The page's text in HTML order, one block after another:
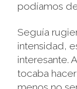
podíamos
Seguía
intensidad,
interesante.
tocaba